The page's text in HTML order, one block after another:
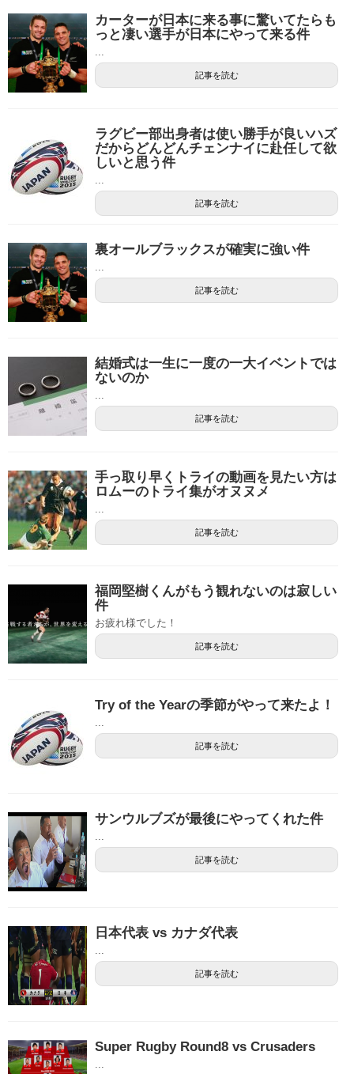
カーターが日本に来る事に驚いてたらも
っと凄い選手が日本にやって来る件
...
記事を読む
ラグビー部出身者は使い勝手が良いハズ
だからどんどんチェンナイに赴任して欲
しいと思う件
...
記事を読む
裏オールブラックスが確実に強い件
...
記事を読む
結婚式は一生に一度の一大イベントでは
ないのか
...
記事を読む
手っ取り早くトライの動画を見たい方は
ロムーのトライ集がオヌヌメ
...
記事を読む
福岡堅樹くんがもう観れないのは寂しい
件
お疲れ様でした！
記事を読む
Try of the Yearの季節がやって来たよ！
...
記事を読む
サンウルブズが最後にやってくれた件
...
記事を読む
日本代表 vs カナダ代表
...
記事を読む
Super Rugby Round8 vs Crusaders
...